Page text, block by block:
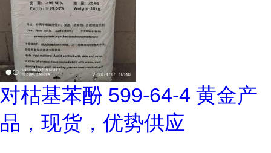
对枯基苯酚 599-64-4 黄金产
品，现货，优势供应